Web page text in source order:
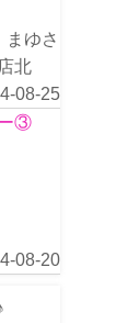
ゆさ
北
08-25
ー③
08-20